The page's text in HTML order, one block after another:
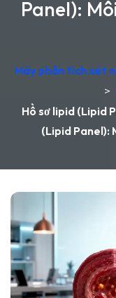
Panel):
Máy phân tích xét
>
Hồ sơ lipid (Lipid
(Lipid Panel):